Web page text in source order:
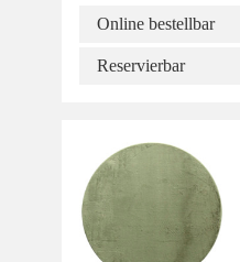
Online bestellbar
Reservierbar